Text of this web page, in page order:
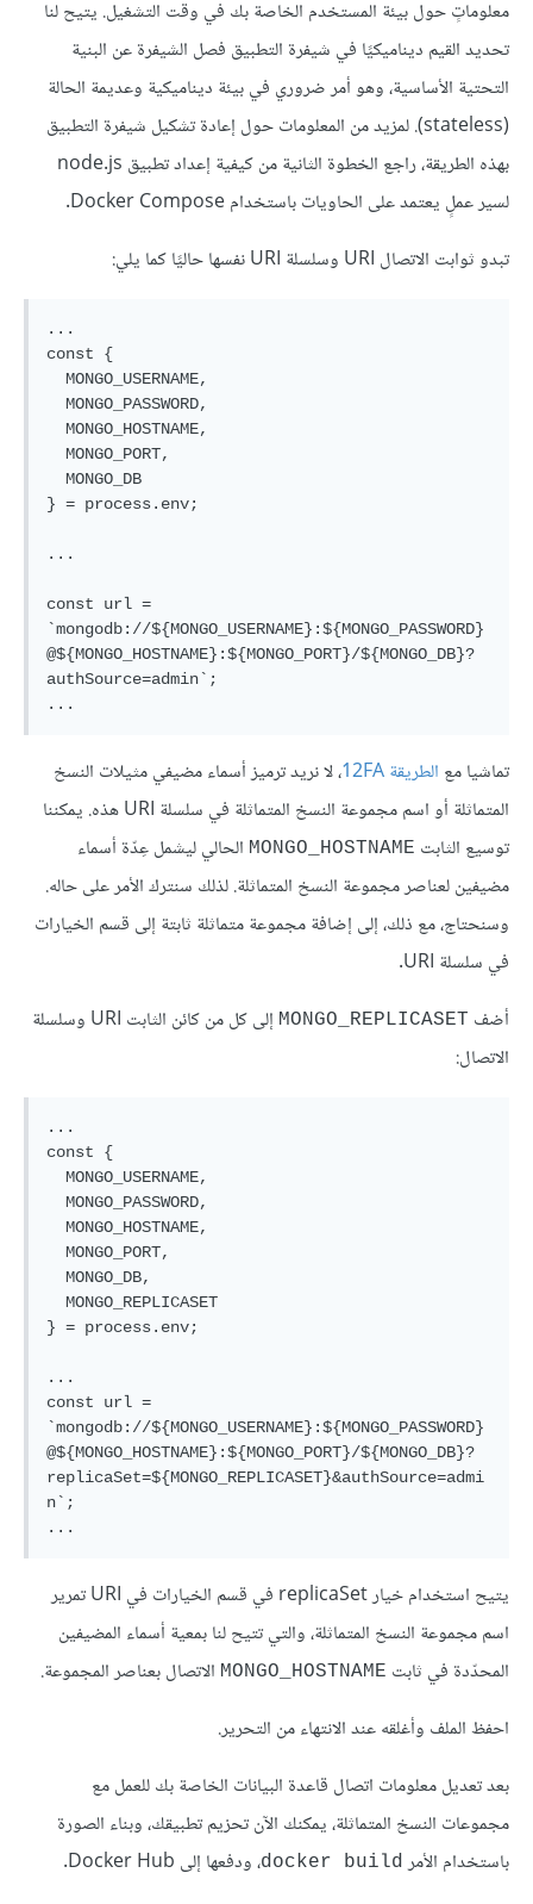
معلوماتٍ حول بيئة المستخدم الخاصة بك في وقت التشغيل. يتيح لنا
تحديد القيم ديناميكيًا في شيفرة التطبيق فصل الشيفرة عن البنية
التحتية الأساسية، وهو أمر ضروري في بيئة ديناميكية وعديمة الحالة
(stateless). لمزيد من المعلومات حول إعادة تشكيل شيفرة التطبيق
بهذه الطريقة، راجع الخطوة الثانية من كيفية إعداد تطبيق node.js
لسير عملٍ يعتمد على الحاويات باستخدام Docker Compose.
تبدو ثوابت الاتصال URI وسلسلة URI نفسها حاليًا كما يلي:
...
const {
} = process.env;
...
const url =
`mongodb://${MONGO_USERNAME}:${MONGO_PASSWORD}
@${MONGO_HOSTNAME}:${MONGO_PORT}/${MONGO_DB}?
authSource=admin`;
تماشيا مع الطريقة 12FA
، لا نريد ترميز أسماء مضيفي مثيلات النسخ
المتماثلة أو اسم مجموعة النسخ المتماثلة في سلسلة URI هذه. يمكننا
توسيع الثابت MONGO_HOSTNAME الحالي ليشمل عِدّة أسماء
مضيفين لعناصر مجموعة النسخ المتماثلة. لذلك سنترك الأمر على حاله.
وسنحتاج، مع ذلك، إلى إضافة مجموعة متماثلة ثابتة إلى قسم الخيارات
في سلسلة URI.
أضف MONGO_REPLICASET
إلى كل من كائن الثابت URI وسلسلة
الاتصال:
...
const {
} = process.env;
...
const url =
`mongodb://${MONGO_USERNAME}:${MONGO_PASSWORD}
@${MONGO_HOSTNAME}:${MONGO_PORT}/${MONGO_DB}?
replicaSet=${MONGO_REPLICASET}&authSource=admi
n`;
يتيح استخدام خيار replicaSet في قسم الخيارات في URI تمرير
اسم مجموعة النسخ المتماثلة، والتي تتيح لنا بمعية أسماء المضيفين
المحدّدة في ثابت MONGO_HOSTNAME الاتصال بعناصر المجموعة.
احفظ الملف وأغلقه عند الانتهاء من التحرير.
بعد تعديل معلومات اتصال قاعدة البيانات الخاصة بك للعمل مع
مجموعات النسخ المتماثلة، يمكنك الآن تحزيم تطبيقك، وبناء الصورة
باستخدام الأمر docker build، ودفعها إلى Docker Hub.